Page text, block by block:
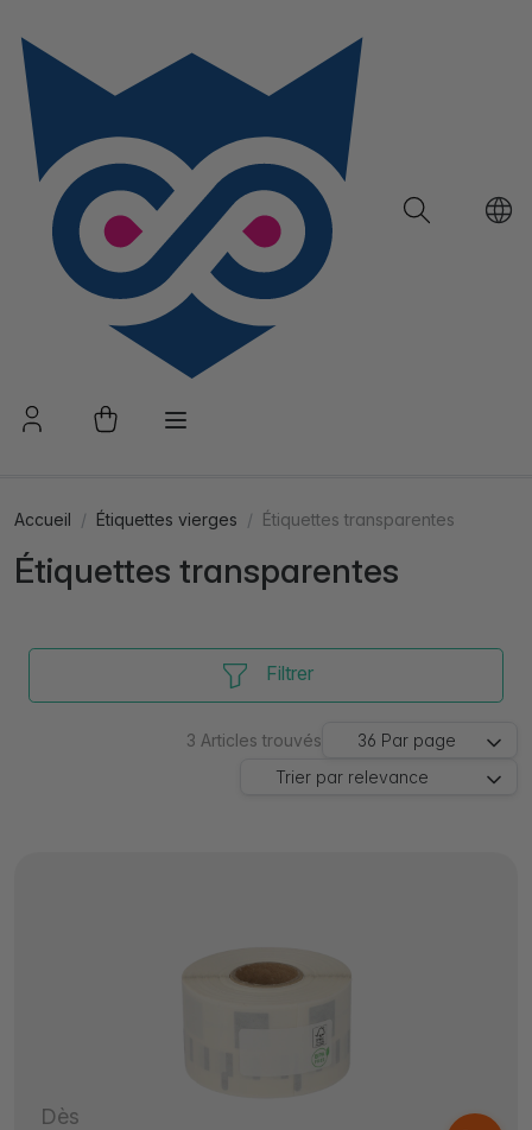
Accueil Étiquettes vierges Étiquettes transparentes
Étiquettes transparentes
Filtrer
3 Articles trouvés 36 Par page
Trier par relevance
Dès